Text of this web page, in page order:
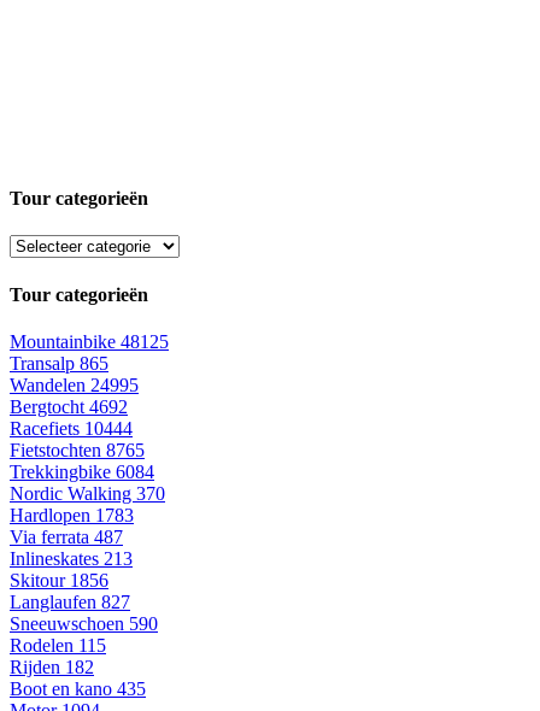
Tour categorieën
Tour categorieën
Mountainbike 48125
Transalp 865
Wandelen 24995
Bergtocht 4692
Racefiets 10444
Fietstochten 8765
Trekkingbike 6084
Nordic Walking 370
Hardlopen 1783
Via ferrata 487
Inlineskates 213
Skitour 1856
Langlaufen 827
Sneeuwschoen 590
Rodelen 115
Rijden 182
Boot en kano 435